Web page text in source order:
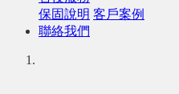
保固說明 客戶案例
聯絡我們